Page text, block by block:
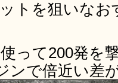
トを狙いな
って200発を
ンで倍近い差